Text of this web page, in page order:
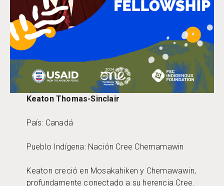
Keaton Thomas-Sinclair
País: Canadá
Pueblo Indígena: Nación Cree Chemamawin
Keaton creció en Mosakahiken y Chemawawin,
profundamente conectado a su herencia Cree.